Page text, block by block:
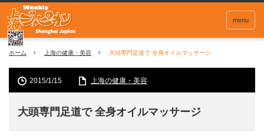
menu
ホーム 上海の健康・美容 大頭専門足道で 全身オイルマッサージ
2015/1/15 上海の健康・美容
大頭専門足道で 全身オイルマッサージ